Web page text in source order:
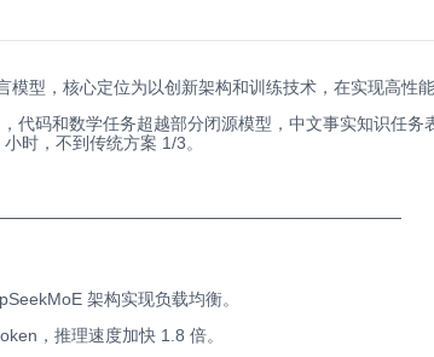
型，核心定位为以创新架构和训练技术，在实现高性
代码和数学任务超越部分闭源模型，中文事实知识任务
时，不到传统方案 1/3。
架构实现负载均衡。
，推理速度加快 1.8 倍。